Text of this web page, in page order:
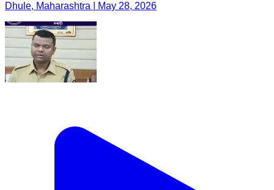
Dhule, Maharashtra | May 28, 2026